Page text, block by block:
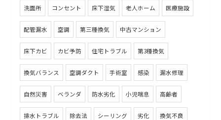
洗面所 コンセント 床下湿気 老人ホーム 医療施設
配管漏水 空調 第三種換気 中古マンション
床下カビ カビ予防 住宅トラブル 第3種換気
換気バランス 空調ダクト 手術室 感染 漏水修理
自然災害 ベランダ 防水劣化 小児喘息 高齢者
排水トラブル 除去法 シーリング 劣化 換気不良